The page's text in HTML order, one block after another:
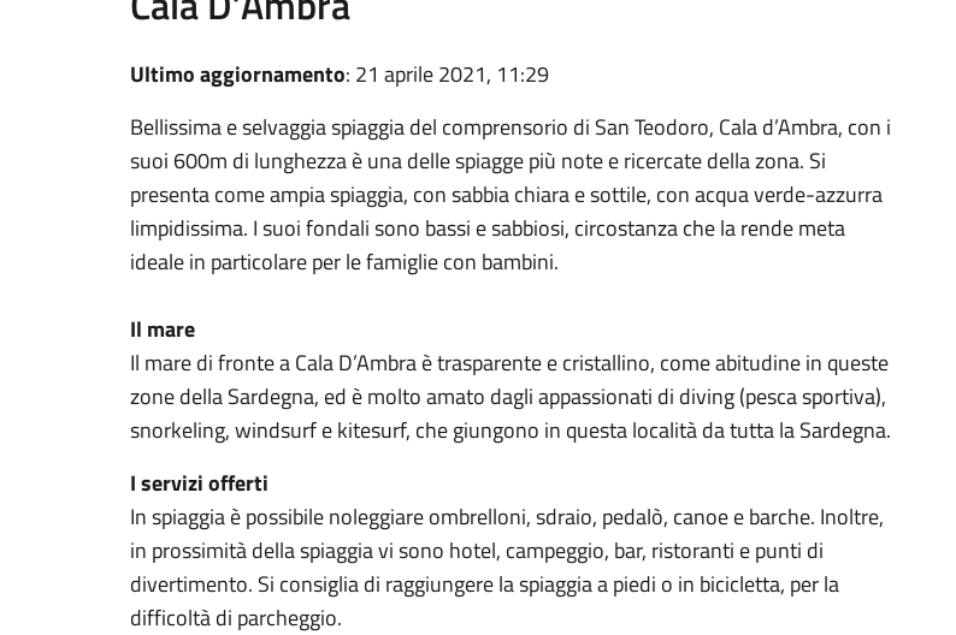
Ultimo aggiornamento: 21 aprile 2021, 11:29
Bellissima e selvaggia spiaggia del comprensorio di San Teodoro, Cala d’Ambra, con i
suoi 600m di lunghezza è una delle spiagge più note e ricercate della zona. Si
presenta come ampia spiaggia, con sabbia chiara e sottile, con acqua verde-azzurra
limpidissima. I suoi fondali sono bassi e sabbiosi, circostanza che la rende meta
ideale in particolare per le famiglie con bambini.
Il mare
Il mare di fronte a Cala D’Ambra è trasparente e cristallino, come abitudine in queste
zone della Sardegna, ed è molto amato dagli appassionati di diving (pesca sportiva),
snorkeling, windsurf e kitesurf, che giungono in questa località da tutta la Sardegna.
I servizi offerti
In spiaggia è possibile noleggiare ombrelloni, sdraio, pedalò, canoe e barche. Inoltre,
in prossimità della spiaggia vi sono hotel, campeggio, bar, ristoranti e punti di
divertimento. Si consiglia di raggiungere la spiaggia a piedi o in bicicletta, per la
difficoltà di parcheggio.